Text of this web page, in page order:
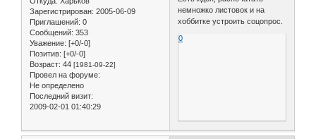
Зарегистрирован: 2005-06-09
Приглашений: 0
Сообщений: 353
Уважение: [+0/-0]
Позитив: [+0/-0]
Возраст: 44 [1981-09-22]
Провел на форуме:
Не определено
Последний визит:
2009-02-01 01:40:29
немножко листовок и на
хоббитке устроить соцопрос.
0